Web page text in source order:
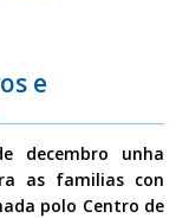
e
decembro unha
as familias con
polo Centro de